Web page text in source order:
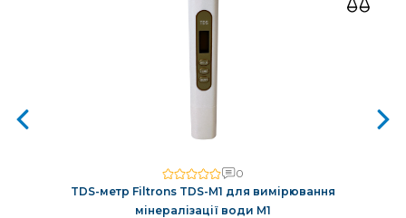
0
TDS-метр Filtrons TDS-M1 для вимірювання
мінералізації води M1